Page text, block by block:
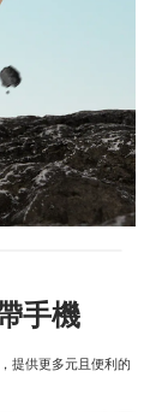
手機
提供更多元且便利的